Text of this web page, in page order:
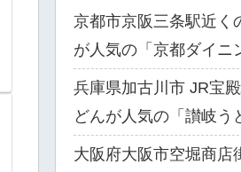
京都市京阪三条駅近く
が人気の「京都ダイニ
兵庫県加古川市 JR宝
どんが人気の「讃岐う
大阪府大阪市空堀商店